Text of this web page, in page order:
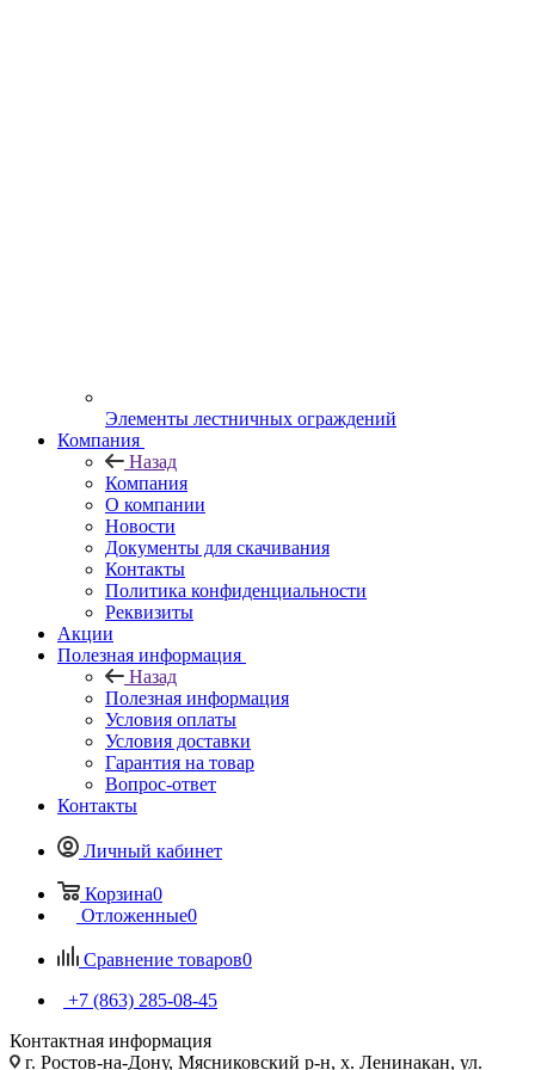
Элементы лестничных ограждений
Компания
Назад
Компания
О компании
Новости
Документы для скачивания
Контакты
Политика конфиденциальности
Реквизиты
Акции
Полезная информация
Назад
Полезная информация
Условия оплаты
Условия доставки
Гарантия на товар
Вопрос-ответ
Контакты
Личный кабинет
Корзина0
Отложенные0
Сравнение товаров0
+7 (863) 285-08-45
Контактная информация
г. Ростов-на-Дону, Мясниковский р-н, х. Ленинакан, ул.